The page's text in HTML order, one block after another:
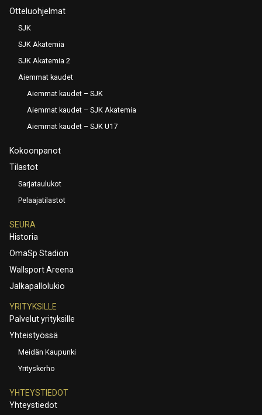
Otteluohjelmat
SJK
SJK Akatemia
SJK Akatemia 2
Aiemmat kaudet
Aiemmat kaudet – SJK
Aiemmat kaudet – SJK Akatemia
Aiemmat kaudet – SJK U17
Kokoonpanot
Tilastot
Sarjataulukot
Pelaajatilastot
SEURA
Historia
OmaSp Stadion
Wallsport Areena
Jalkapallolukio
YRITYKSILLE
Palvelut yrityksille
Yhteistyössä
Meidän Kaupunki
Yrityskerho
YHTEYSTIEDOT
Yhteystiedot